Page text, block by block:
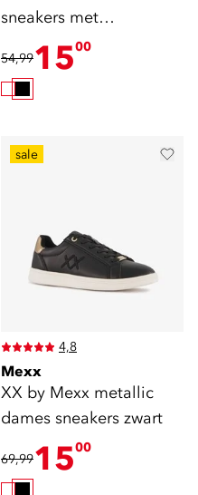
sneakers met
dierenprint
54,991500
sale
4,8
Mexx
XX by Mexx metallic
dames sneakers zwart
69,991500